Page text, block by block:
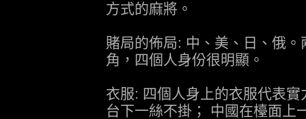
方式的麻將。
賭局的佈局: 中、美、日、俄
角，四個人身份很明顯。
衣服: 四個人身上的衣服代表
台下一絲不掛； 中國在檯面上